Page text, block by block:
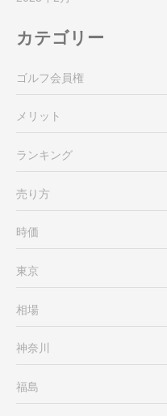
カテゴリー
ゴルフ会員権
メリット
ランキング
売り方
時価
東京
相場
神奈川
福島